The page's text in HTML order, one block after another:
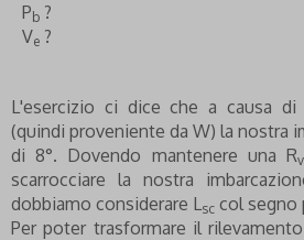
P b ?
Ve ?
L'esercizio ci dice che a causa
(quindi proveniente da W) la nostra
di 8°. Dovendo mantenere una Rv
scarrocciare la nostra
dobbiamo considerare Lsc col segno
Per poter trasformare il